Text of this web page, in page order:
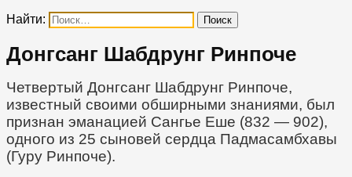
Найти:
Донгсанг Шабдрунг Ринпоче
Четвертый Донгсанг Шабдрунг Ринпоче,
известный своими обширными знаниями, был
признан эманацией Сангье Еше (832 — 902),
одного из 25 сыновей сердца Падмасамбхавы
(Гуру Ринпоче).